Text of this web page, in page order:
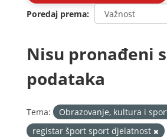
Poredaj prema
Nisu pronađeni
podataka
Tema: Obrazovanje, kultura i
registar šport sport djelatnost